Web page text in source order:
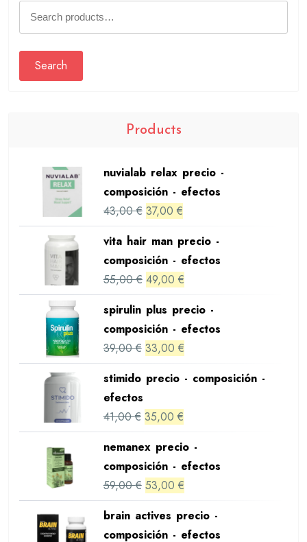
Search
Products
nuvialab relax precio -
composición - efectos
43,00€ Original
was:
43,00 €.
37,00 €Current
is:
37,00 €.
vita hair man precio -
composición - efectos
55,00€ Original
was:
55,00 €.
49,00 €Current
is:
49,00 €.
spirulin plus precio -
composición - efectos
39,00€ Original
was:
33,00 €Current
is:
stimido precio - composición -
efectos
41,00€ Original
was:
41,00 €.
35,00 €Current
is:
35,00 €.
nemanex precio -
composición - efectos
59,00€ Original
was:
53,00 €Current
is:
brain actives precio -
composición - efectos